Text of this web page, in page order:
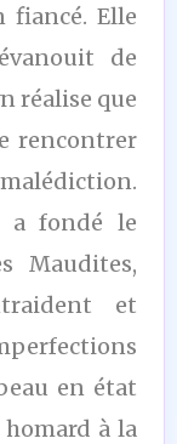
fiancé. Elle
de
réalise que
rencontrer
a fondé le
Maudites,
et
en état
à la